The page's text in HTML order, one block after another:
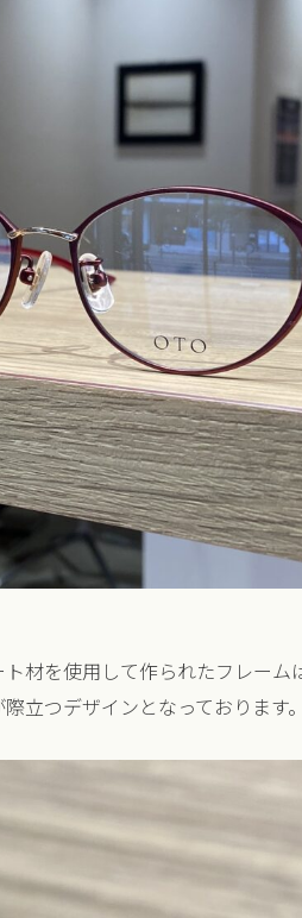
材を使用して作られたフレーム
立つデザインとなっております。